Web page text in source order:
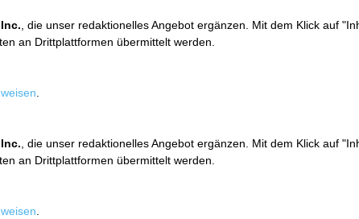
, die unser redaktionelles Angebot ergänzen. Mit dem Klick auf
an Drittplattformen übermittelt werden.
, die unser redaktionelles Angebot ergänzen. Mit dem Klick auf
an Drittplattformen übermittelt werden.